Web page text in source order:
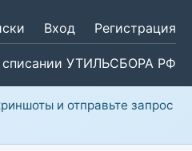
Вход Регистрация
УТИЛЬСБОРА РФ
и отправьте запрос